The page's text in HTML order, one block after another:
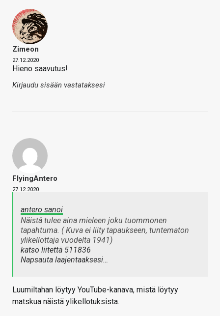
Zimeon
27.12.2020
Hieno saavutus!
Kirjaudu sisään vastataksesi
FlyingAntero
27.12.2020
antero sanoi
Näistä tulee aina mieleen joku tuommonen
tapahtuma. ( Kuva ei liity tapaukseen, tuntematon
ylikellottaja vuodelta 1941)
katso liitettä 511836
Napsauta laajentaaksesi…
Luumiltahan löytyy YouTube-kanava, mistä löytyy
matskua näistä ylikellotuksista.